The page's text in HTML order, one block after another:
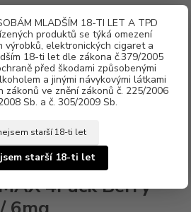
MLADŠÍM 18-TI LET A TPD
produktů se týká omezení
výrobků, elektronických cigaret a
18-ti let dle zákona č.379/2005
před škodami způsobenými
a jinými návykovými látkami
zákonů ve znění zákonů č. 225/2006
Sb. a č. 305/2009 Sb.
starší 18-ti let
starší 18-ti let
Menu
za0 Kč
4x10ml / 6mg
4Pack Berry